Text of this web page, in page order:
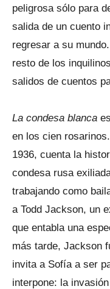
peligrosa sólo para
salida de un cuento
regresar a su
resto de los
salidos de cuentos
La condesa blanca
en los cien
1936, cuenta la
condesa rusa
trabajando como
a Todd Jackson, un
que entabla una
más tarde, Jackson
invita a Sofía a ser
interpone: la